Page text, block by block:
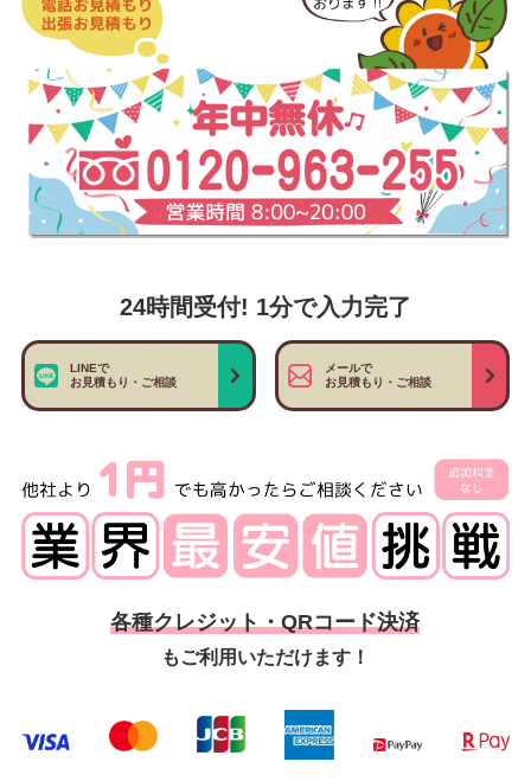
24時間受付! 1分で入力完了
LINEで
お見積もり・ご相談
メールで
お見積もり・ご相談
各種クレジット・QRコード決済
もご利用いただけます！